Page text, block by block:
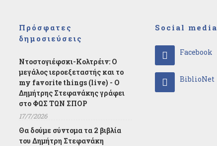
Πρόσφατες
δημοσιεύσεις
Ντοστογιέφσκι-Κολτρέιν: Ο
μεγάλος ιεροεξεταστής και το
my favorite things (live) - Ο
Δημήτρης Στεφανάκης γράφει
στο ΦΩΣ ΤΩΝ ΣΠΟΡ
17/7/2026
Θα δούμε σύντομα τα 2 βιβλία
του Δημήτρη Στεφανάκη
Social media
Facebook
BiblioNet